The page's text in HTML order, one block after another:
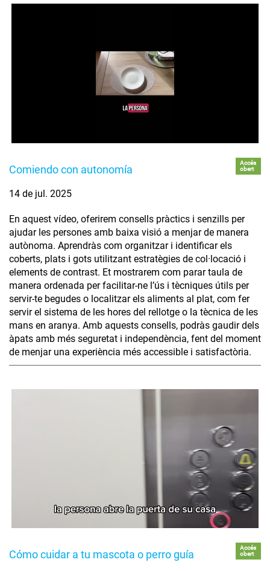
Comiendo con autonomía
Accés
obert
14 de jul. 2025
En aquest vídeo, oferirem consells pràctics i senzills per
ajudar les persones amb baixa visió a menjar de manera
autònoma. Aprendràs com organitzar i identificar els
coberts, plats i gots utilitzant estratègies de col·locació i
elements de contrast. Et mostrarem com parar taula de
manera ordenada per facilitar-ne l’ús i tècniques útils per
servir-te begudes o localitzar els aliments al plat, com fer
servir el sistema de les hores del rellotge o la tècnica de les
mans en aranya. Amb aquests consells, podràs gaudir dels
àpats amb més seguretat i independència, fent del moment
de menjar una experiència més accessible i satisfactòria.
Cómo cuidar a tu mascota o perro guía
Accés
obert